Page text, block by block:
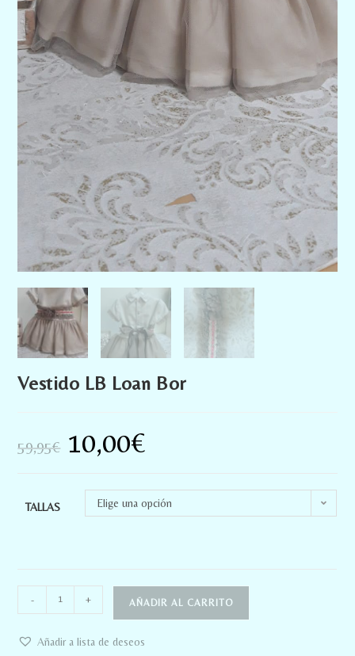
Vestido LB Loan Bor
59,95€ 10,00€
TALLAS Elige una opción
- + AÑADIR AL CARRITO
Añadir a lista de deseos